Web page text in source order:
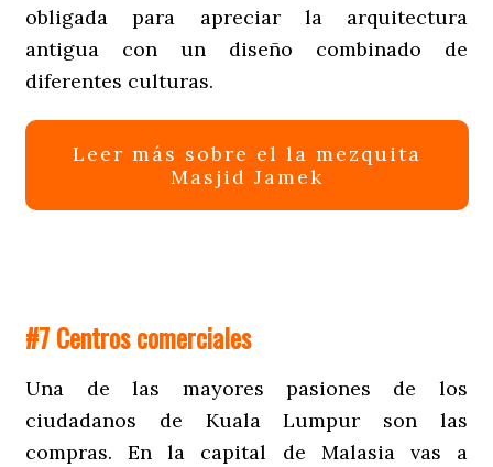
obligada para apreciar la arquitectura
antigua con un diseño combinado de
diferentes culturas.
Leer más sobre el la mezquita
Masjid Jamek
#7 Centros comerciales
Una de las mayores pasiones de los
ciudadanos de Kuala Lumpur son las
compras. En la capital de Malasia vas a